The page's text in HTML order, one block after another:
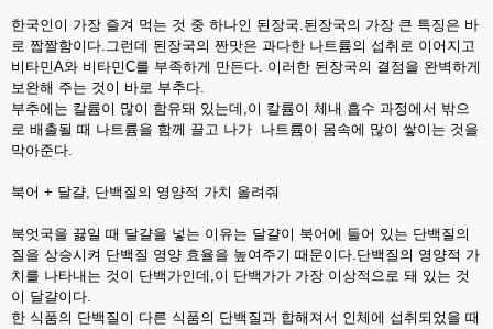
한국인이 가장 즐겨 먹는 것 중 하나인 된장국.된장국의 가장 큰 특징은 바
로 짭짤함이다.그런데 된장국의 짠맛은 과다한 나트륨의 섭취로 이어지고
비타민A와 비타민C를 부족하게 만든다. 이러한 된장국의 결점을 완벽하게
보완해 주는 것이 바로 부추다.
부추에는 칼륨이 많이 함유돼 있는데,이 칼륨이 체내 흡수 과정에서 밖으
로 배출될 때 나트륨을 함께 끌고 나가 나트륨이 몸속에 많이 쌓이는 것을
막아준다.
북어 + 달걀, 단백질의 영양적 가치 올려줘
북엇국을 끓일 때 달걀을 넣는 이유는 달걀이 북어에 들어 있는 단백질의
질을 상승시켜 단백질 영양 효율을 높여주기 때문이다.단백질의 영양적 가
치를 나타내는 것이 단백가인데,이 단백가가 가장 이상적으로 돼 있는 것
이 달걀이다.
한 식품의 단백질이 다른 식품의 단백질과 합해져서 인체에 섭취되었을 때